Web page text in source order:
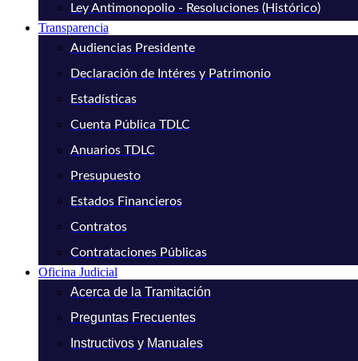
Ley Antimonopolio - Resoluciones (Histórico)
Transparencia
Audiencias Presidente
Declaración de Intéres y Patrimonio
Estadísticas
Cuenta Pública TDLC
Anuarios TDLC
Presupuesto
Estados Financieros
Contratos
Contrataciones Públicas
Oficina Judicial
Acerca de la Tramitación
Preguntas Frecuentes
Instructivos y Manuales